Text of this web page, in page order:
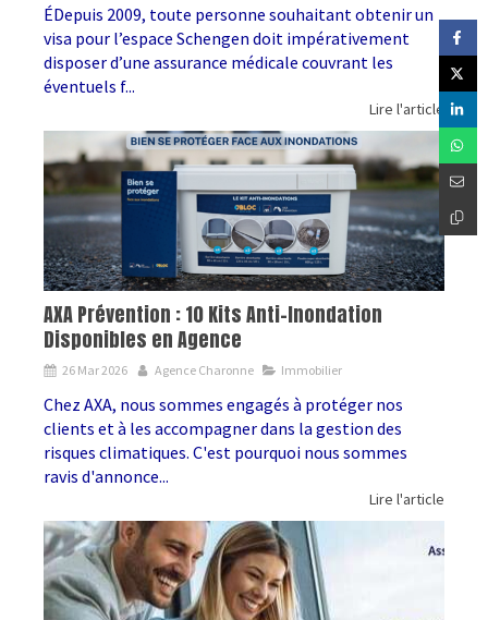
ÉDepuis 2009, toute personne souhaitant obtenir un
visa pour l’espace Schengen doit impérativement
disposer d’une assurance médicale couvrant les
éventuels f...
Lire l'article
AXA Prévention : 10 Kits Anti-Inondation
Disponibles en Agence
26 Mar 2026 Agence Charonne Immobilier
Chez AXA, nous sommes engagés à protéger nos
clients et à les accompagner dans la gestion des
risques climatiques. C'est pourquoi nous sommes
ravis d'annonce...
Lire l'article